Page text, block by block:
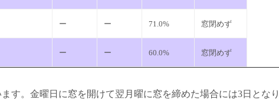
ー ー 71.0% 窓閉めず
ー ー 60.0% 窓閉めず
す。金曜日に窓を開けて翌月曜に窓を締めた場合には3日となり